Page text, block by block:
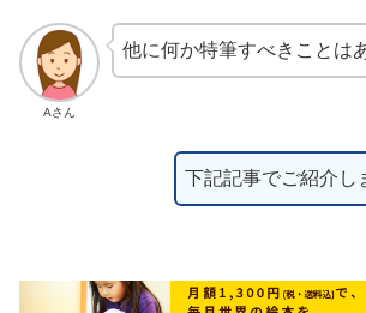
Aさん
他に何か特筆すべきことは
下記記事でご紹介し